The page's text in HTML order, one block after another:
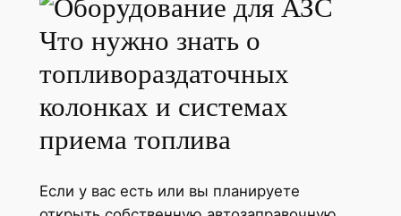
Что нужно знать о
топливораздаточных
колонках и системах
приема топлива
Если у вас есть или вы планируете